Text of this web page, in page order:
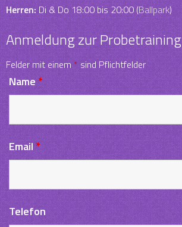
Herren: Di & Do 18:00 bis 20:00 (Ballpark)
Anmeldung zur Probetraining
Felder mit einem *sind Pflichtfelder
Name*
Email *
Telefon